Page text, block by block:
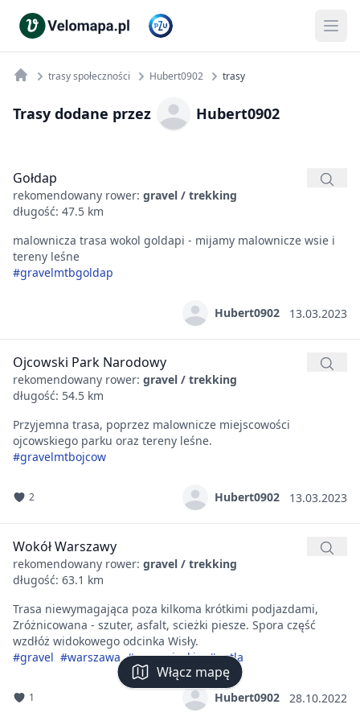
Włącz mapę
trasy społeczności Hubert0902 trasy
Trasy dodane przez Hubert0902
Gołdap
rekomendowany rower: gravel / trekking
długość: 47.5 km
malownicza trasa wokol goldapi - mijamy malownicze wsie i
tereny leśne
#gravelmtbgoldap
Hubert0902 13.03.2023
Ojcowski Park Narodowy
rekomendowany rower: gravel / trekking
długość: 54.5 km
Przyjemna trasa, poprzez malownicze miejscowości
ojcowskiego parku oraz tereny leśne.
#gravelmtbojcow
2 Hubert0902 13.03.2023
Wokół Warszawy
rekomendowany rower: gravel / trekking
długość: 63.1 km
Trasa niewymagająca poza kilkoma krótkimi podjazdami,
Zróżnicowana - szuter, asfalt, scieżki piesze. Spora część
wzdłóż widokowego odcinka Wisły.
#gravel #warszawa #mazowieckie #pętla
1 Hubert0902 28.10.2022